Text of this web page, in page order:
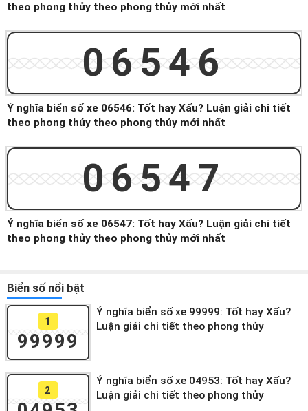
theo phong thủy theo phong thủy mới nhất
06546
Ý nghĩa biển số xe 06546: Tốt hay Xấu? Luận giải chi tiết
theo phong thủy theo phong thủy mới nhất
06547
Ý nghĩa biển số xe 06547: Tốt hay Xấu? Luận giải chi tiết
theo phong thủy theo phong thủy mới nhất
Biển số nổi bật
1
99999
Ý nghĩa biển số xe 99999: Tốt hay Xấu?
Luận giải chi tiết theo phong thủy
2
Ý nghĩa biển số xe 04953: Tốt hay Xấu?
Luận giải chi tiết theo phong thủy